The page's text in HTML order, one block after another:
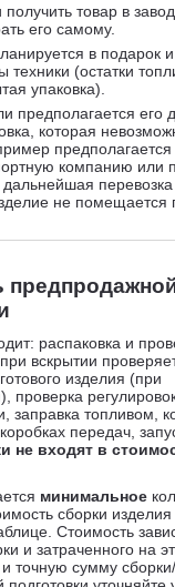
товар в
его самому.
в подарок
техники (остатки
упаковка).
предполагается его
которая
предполагается
компанию или
не помещается
распаковка и
вскрытии
изделия (при
проверка
заправка топливом,
передач,
не входят в
минимальное
сборки
Стоимость
и затраченного на
точную сумму сборки/